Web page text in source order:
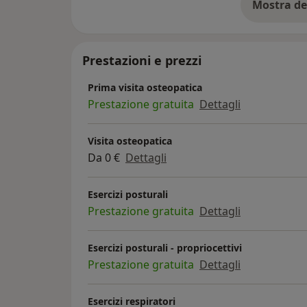
Mostra
Prestazioni e prezzi
Prima visita osteopatica
Prestazione gratuita Dettagli
Visita osteopatica
Da 0 € Dettagli
Esercizi posturali
Prestazione gratuita Dettagli
Esercizi posturali - propriocettivi
Prestazione gratuita Dettagli
Esercizi respiratori